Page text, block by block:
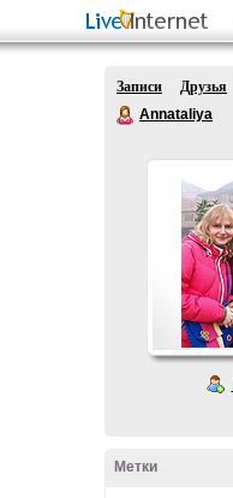
Записи Друзья
Annataliya
Метки